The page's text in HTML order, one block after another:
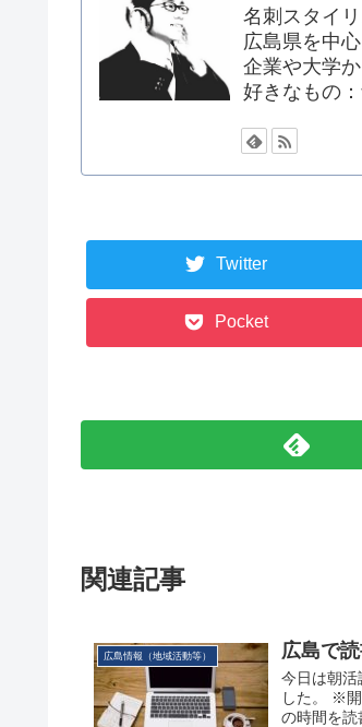
名刺スタイ
広島県を中
企業や大学
好きなもの
Twitter
Pocket
関連記事
広島情報（地域活動等） 広島で
今日は朝活
した。 ※
の時間を読